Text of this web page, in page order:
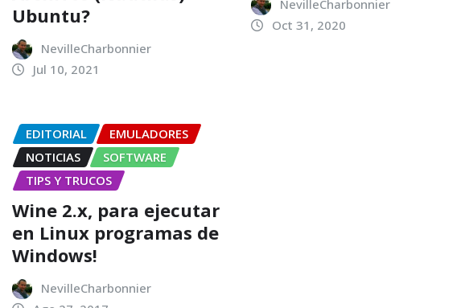
Ubuntu?
NevilleCharbonnier
Jul 10, 2021
NevilleCharbonnier
Oct 31, 2020
EDITORIAL
EMULADORES
NOTICIAS
SOFTWARE
TIPS Y TRUCOS
Wine 2.x, para ejecutar
en Linux programas de
Windows!
NevilleCharbonnier